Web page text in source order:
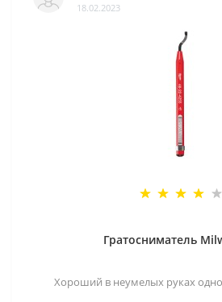
18.02.2023
Гратосниматель
Хороший в неумелых руках